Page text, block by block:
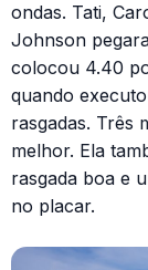
ondas. Tati,
Johnson
colocou 4.40
quando
rasgadas. Três
melhor. Ela
rasgada boa e
no placar.